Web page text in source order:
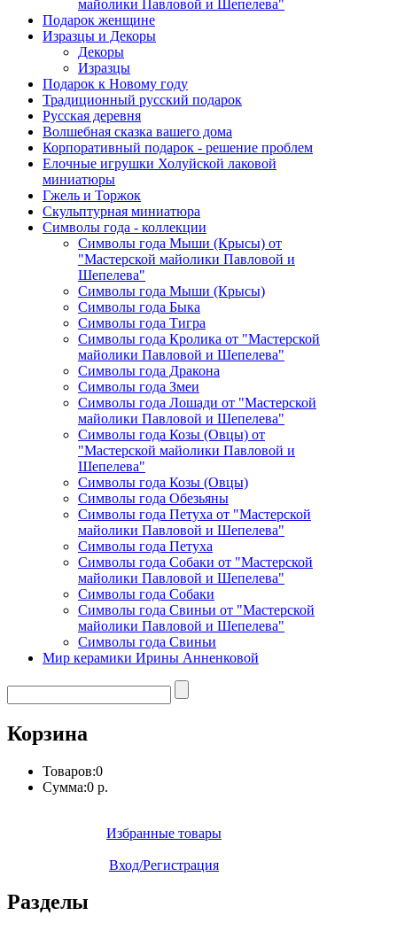
майолики Павловой и Шепелева"
Подарок женщине
Изразцы и Декоры
Декоры
Изразцы
Подарок к Новому году
Традиционный русский подарок
Русская деревня
Волшебная сказка вашего дома
Корпоративный подарок - решение проблем
Елочные игрушки Холуйской лаковой
миниатюры
Гжель и Торжок
Скульптурная миниатюра
Символы года - коллекции
Символы года Мыши (Крысы) от
"Мастерской майолики Павловой и
Шепелева"
Символы года Мыши (Крысы)
Символы года Быка
Символы года Тигра
Символы года Кролика от "Мастерской
майолики Павловой и Шепелева"
Символы года Дракона
Символы года Змеи
Символы года Лошади от "Мастерской
майолики Павловой и Шепелева"
Символы года Козы (Овцы) от
"Мастерской майолики Павловой и
Шепелева"
Символы года Козы (Овцы)
Символы года Обезьяны
Символы года Петуха от "Мастерской
майолики Павловой и Шепелева"
Символы года Петуха
Символы года Собаки от "Мастерской
майолики Павловой и Шепелева"
Символы года Собаки
Символы года Свиньи от "Мастерской
майолики Павловой и Шепелева"
Символы года Свиньи
Мир керамики Ирины Анненковой
Корзина
Товаров:0
Сумма:0 р.
Избранные товары
Вход/Регистрация
Разделы